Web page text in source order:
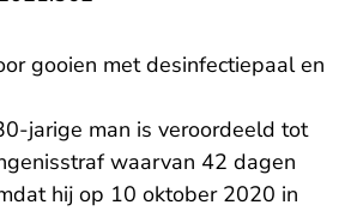
gooien met desinfectiepaal en
jarige man is veroordeeld tot
waarvan 42 dagen
hij op 10 oktober 2020 in